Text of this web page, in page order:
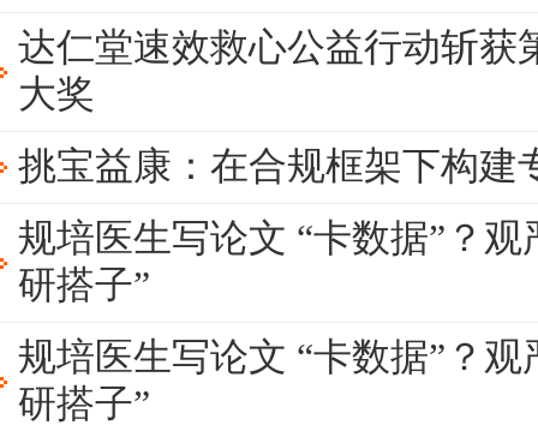
达仁堂速效救心公益行动斩获
大奖
挑宝益康：在合规框架下构建
规培医生写论文 “卡数据”？
研搭子”
规培医生写论文 “卡数据”？
研搭子”